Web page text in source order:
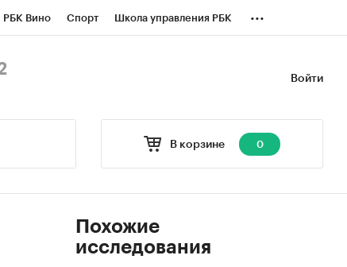
РБК Вино Спорт Школа управления РБК ...
Войти
В корзине 0
Похожие
исследования